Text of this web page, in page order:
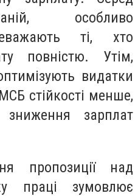
особливо
ті, хто
повністю. Утім,
видатки
стійкості менше,
зарплат
пропозиції над
праці зумовлює